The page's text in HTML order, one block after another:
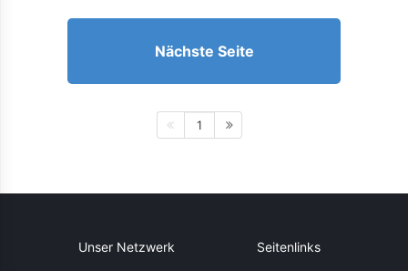
Nächste Seite
1
Unser Netzwerk Seitenlinks